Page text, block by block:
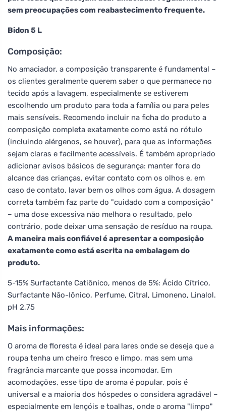
sem preocupações com reabastecimento frequente.
Bidon 5 L
Composição:
No amaciador, a composição transparente é fundamental –
os clientes geralmente querem saber o que permanece no
tecido após a lavagem, especialmente se estiverem
escolhendo um produto para toda a família ou para peles
mais sensíveis. Recomendo incluir na ficha do produto a
composição completa exatamente como está no rótulo
(incluindo alérgenos, se houver), para que as informações
sejam claras e facilmente acessíveis. É também apropriado
adicionar avisos básicos de segurança: manter fora do
alcance das crianças, evitar contato com os olhos e, em
caso de contato, lavar bem os olhos com água. A dosagem
correta também faz parte do "cuidado com a composição"
– uma dose excessiva não melhora o resultado, pelo
contrário, pode deixar uma sensação de resíduo na roupa.
A maneira mais confiável é apresentar a composição
exatamente como está escrita na embalagem do
produto.
5-15% Surfactante Catiônico, menos de 5%: Ácido Cítrico,
Surfactante Não-Iônico, Perfume, Citral, Limoneno, Linalol.
pH 2,75
Mais informações:
O aroma de floresta é ideal para lares onde se deseja que a
roupa tenha um cheiro fresco e limpo, mas sem uma
fragrância marcante que possa incomodar. Em
acomodações, esse tipo de aroma é popular, pois é
universal e a maioria dos hóspedes o considera agradável –
especialmente em lençóis e toalhas, onde o aroma "limpo"